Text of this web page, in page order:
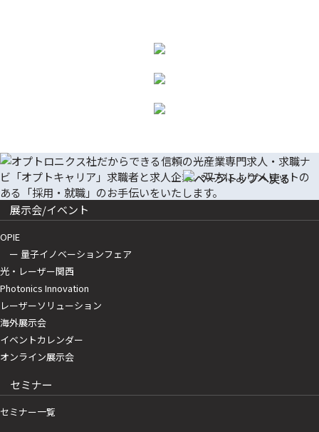
展示会/イベント
OPIE
ー 量子イノベーションフェア
光・レーザー関西
Photonics Innovation
レーザーソリューション
海外展示会
イベントカレンダー
オンライン展示会
セミナー
セミナー一覧